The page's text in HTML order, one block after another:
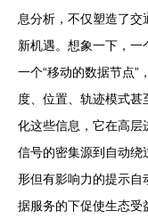
息分析，不仅塑造了交
新机遇。想象一下，一
一个“移动的数据节点”
度、位置、轨迹模式
化这些信息，它在高层
信号的密集源到自动绕
形但有影响力的提示自
据服务的下促使生态受